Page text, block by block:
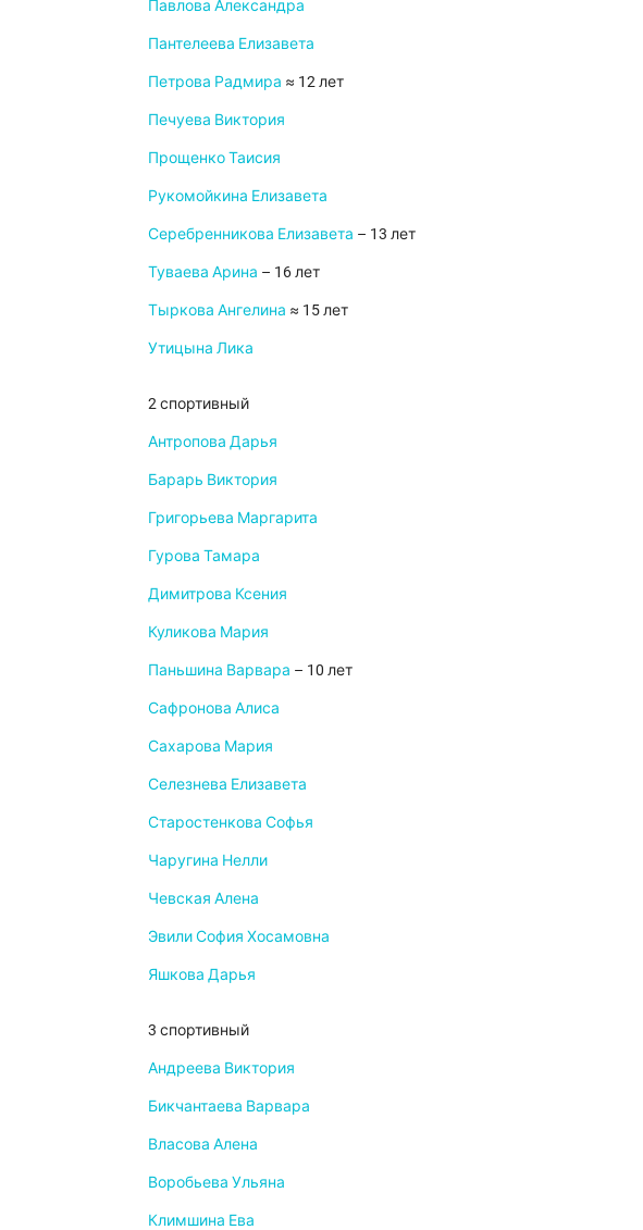
Павлова Александра
Пантелеева Елизавета
Петрова Радмира ≈ 12 лет
Печуева Виктория
Прощенко Таисия
Рукомойкина Елизавета
Серебренникова Елизавета – 13 лет
Туваева Арина – 16 лет
Тыркова Ангелина ≈ 15 лет
Утицына Лика
2 спортивный
Антропова Дарья
Барарь Виктория
Григорьева Маргарита
Гурова Тамара
Димитрова Ксения
Куликова Мария
Паньшина Варвара – 10 лет
Сафронова Алиса
Сахарова Мария
Селезнева Елизавета
Старостенкова Софья
Чаругина Нелли
Чевская Алена
Эвили София Хосамовна
Яшкова Дарья
3 спортивный
Андреева Виктория
Бикчантаева Варвара
Власова Алена
Воробьева Ульяна
Климшина Ева